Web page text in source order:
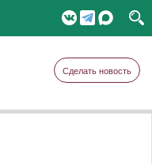
Сделать новость